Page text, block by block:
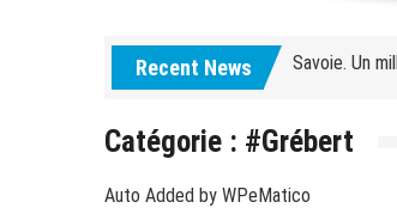
Recent News Ski
Ski-
Catégorie : #Grébert
Auto Added by WPeMatico